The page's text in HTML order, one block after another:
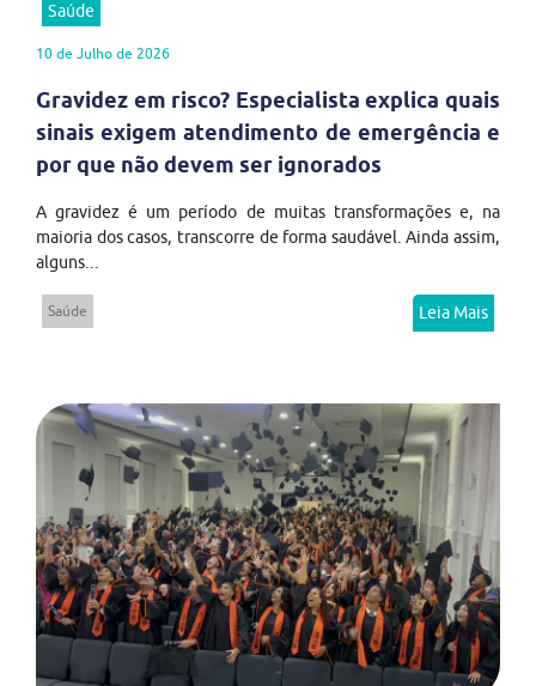
Saúde
10 de Julho de 2026
Gravidez em risco? Especialista explica quais
sinais exigem atendimento de emergência e
por que não devem ser ignorados
A gravidez é um período de muitas transformações e, na
maioria dos casos, transcorre de forma saudável. Ainda assim,
alguns...
Saúde Leia Mais